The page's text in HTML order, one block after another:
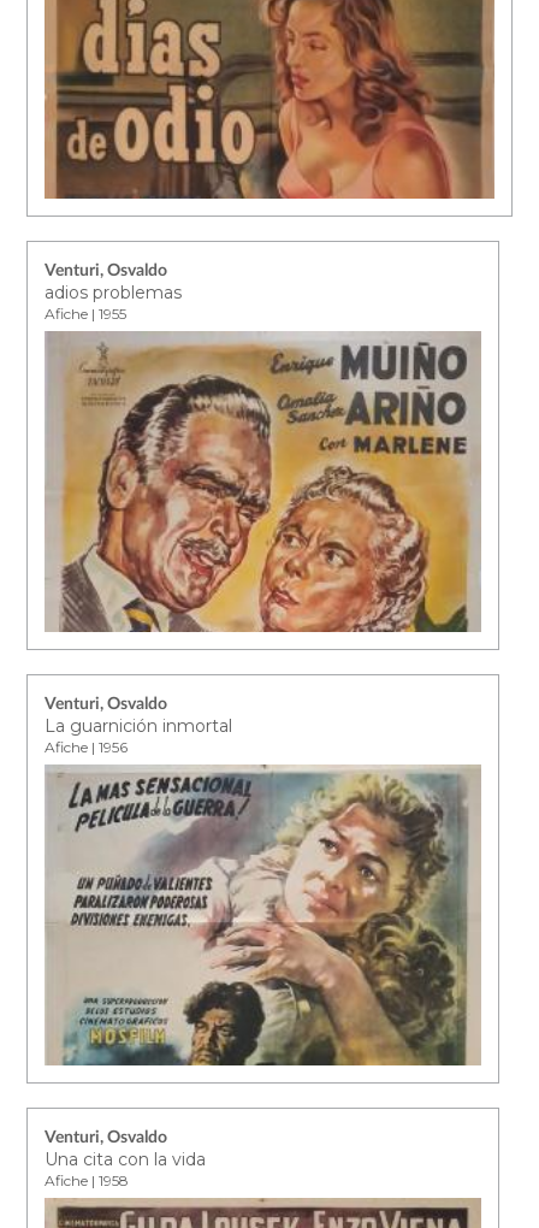
Venturi, Osvaldo
adios problemas
Afiche | 1955
Venturi, Osvaldo
La guarnición inmortal
Afiche | 1956
Venturi, Osvaldo
Una cita con la vida
Afiche | 1958